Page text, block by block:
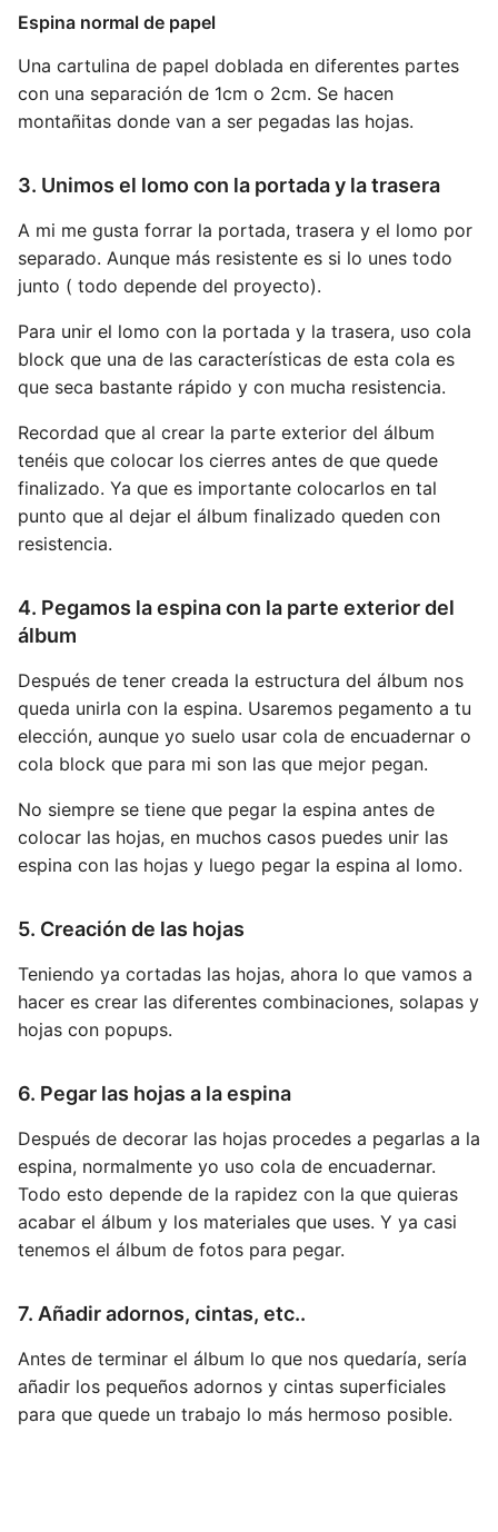
Espina normal de papel
Una cartulina de papel doblada en diferentes partes
con una separación de 1cm o 2cm. Se hacen
montañitas donde van a ser pegadas las hojas.
3. Unimos el lomo con la portada y la trasera
A mi me gusta forrar la portada, trasera y el lomo por
separado. Aunque más resistente es si lo unes todo
junto ( todo depende del proyecto).
Para unir el lomo con la portada y la trasera, uso cola
block que una de las características de esta cola es
que seca bastante rápido y con mucha resistencia.
Recordad que al crear la parte exterior del álbum
tenéis que colocar los cierres antes de que quede
finalizado. Ya que es importante colocarlos en tal
punto que al dejar el álbum finalizado queden con
resistencia.
4. Pegamos la espina con la parte exterior del
álbum
Después de tener creada la estructura del álbum nos
queda unirla con la espina. Usaremos pegamento a tu
elección, aunque yo suelo usar cola de encuadernar o
cola block que para mi son las que mejor pegan.
No siempre se tiene que pegar la espina antes de
colocar las hojas, en muchos casos puedes unir las
espina con las hojas y luego pegar la espina al lomo.
5. Creación de las hojas
Teniendo ya cortadas las hojas, ahora lo que vamos a
hacer es crear las diferentes combinaciones, solapas y
hojas con popups.
6. Pegar las hojas a la espina
Después de decorar las hojas procedes a pegarlas a la
espina, normalmente yo uso cola de encuadernar.
Todo esto depende de la rapidez con la que quieras
acabar el álbum y los materiales que uses. Y ya casi
tenemos el álbum de fotos para pegar.
7. Añadir adornos, cintas, etc..
Antes de terminar el álbum lo que nos quedaría, sería
añadir los pequeños adornos y cintas superficiales
para que quede un trabajo lo más hermoso posible.